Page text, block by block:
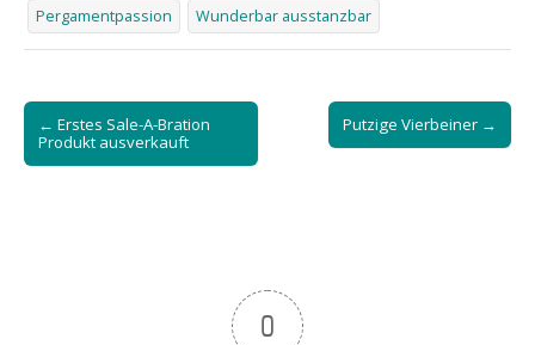
Pergamentpassion
Wunderbar ausstanzbar
Post
navigation
← Erstes Sale-A-Bration
Produkt ausverkauft
Putzige Vierbeiner →
0